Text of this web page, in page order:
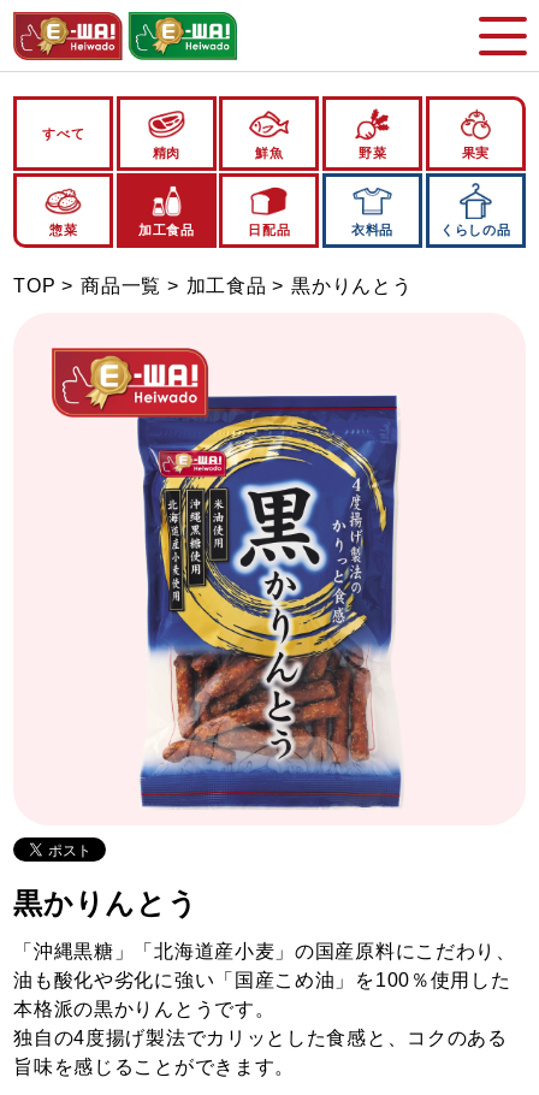
すべて
精肉
鮮魚 野菜 果実
惣菜 加工食品 日配品 衣料品 くらしの品
TOP 商品一覧 加工食品 黒かりんとう
黒かりんとう
「沖縄黒糖」「北海道産小麦」の国産原料にこだわり、
油も酸化や劣化に強い「国産こめ油」を100％使用した
本格派の黒かりんとうです。
独自の4度揚げ製法でカリッとした食感と、コクのある
旨味を感じることができます。